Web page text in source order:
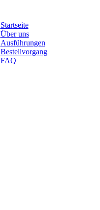
Startseite
Über uns
Ausführungen
Bestellvorgang
FAQ